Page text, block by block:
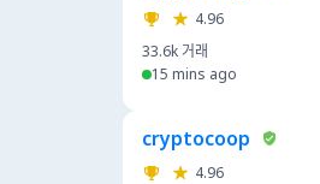
4.96
33.6k 거래
15 mins ago
cryptocoop
4.96